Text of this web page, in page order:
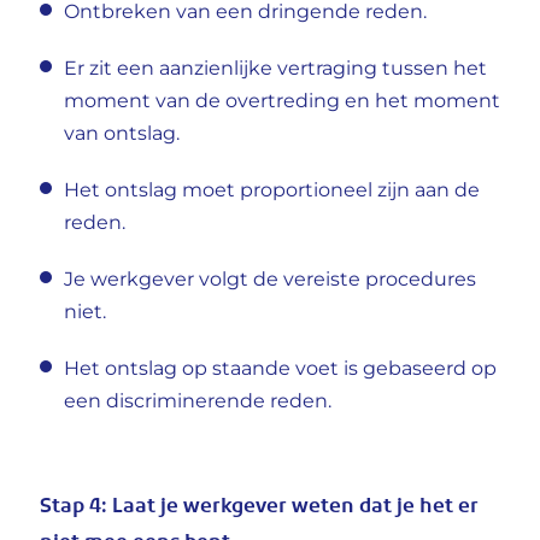
Ontbreken van een dringende reden.
Er zit een aanzienlijke vertraging tussen het
moment van de overtreding en het moment
van ontslag.
Het ontslag moet proportioneel zijn aan de
reden.
Je werkgever volgt de vereiste procedures
niet.
Het ontslag op staande voet is gebaseerd op
een discriminerende reden.
Stap 4: Laat je werkgever weten dat je het er